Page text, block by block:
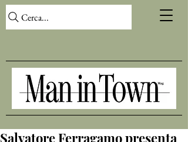
Cerca...
Salvatore Ferragamo presenta